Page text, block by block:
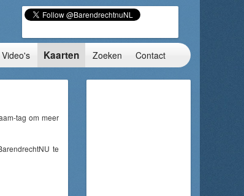
Video's Kaarten Zoeken Contact
tag om meer
te